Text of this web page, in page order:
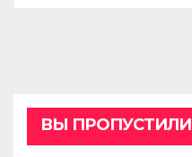
ВЫ ПРОПУСТИЛИ